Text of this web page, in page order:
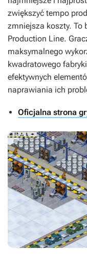
zwiększyć tempo
zmniejsza koszty. To
Production Line.
maksymalnego
kwadratowego
efektywnych
naprawiania ich
Oficjalna strona